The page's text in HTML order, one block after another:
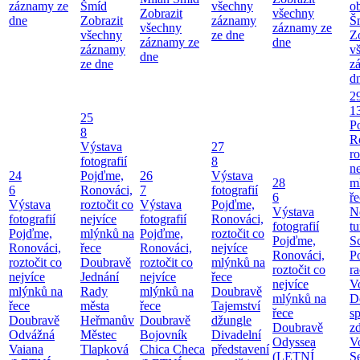
záznamy ze
dne
Šmíd
Zobrazit
všechny
záznamy
ze dne
Zobrazit
všechny
záznamy ze
dne
všechny
záznamy
ze dne
všechny
záznamy ze
dne
24
6
Výstava
fotografií
Pojďme,
Ronováci,
roztočit co
nejvíce
mlýnků na
řece
Doubravě
Odvážná
Vaiana
25
8
Výstava
fotografií
Pojďme,
Ronováci,
roztočit co
nejvíce
mlýnků na
řece
Doubravě
Jednání
Rady
města
Heřmanův
Městec
Tlapková
26
7
Výstava
fotografií
Pojďme,
Ronováci,
roztočit co
nejvíce
mlýnků na
řece
Doubravě
Bojovník
Chica Checa
27
8
Výstava
fotografií
Pojďme,
Ronováci,
roztočit co
nejvíce
mlýnků na
řece
Doubravě
Tajemství
džungle
Divadelní
představení
28
6
Výstava
fotografií
Pojďme,
Ronováci,
roztočit co
nejvíce
mlýnků na
řece
Doubravě
Odyssea
(LETNÍ